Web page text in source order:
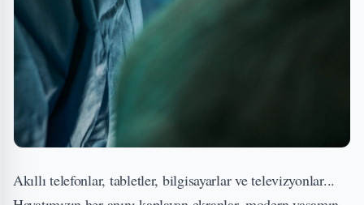
Akıllı telefonlar, tabletler, bilgisayarlar ve televizyonlar...